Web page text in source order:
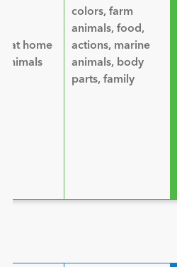
colors, farm
animals, food,
actions, marine
animals, body
parts, family
at home